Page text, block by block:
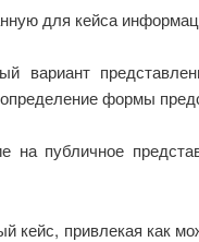
для кейса
вариант
формы
на публичное
кейс, привлекая как